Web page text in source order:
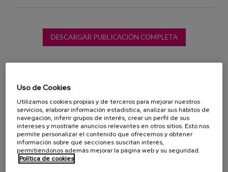
DESCARGAR PUBLICACIÓN COMPLETA
Vocabulario Comunicación
personas mayores
PUBLICACIONES RELACIONADAS
Designing ambient interactions for older users
Uso de Cookies
Utilizamos cookies propias y de terceros para mejorar nuestros
servicios, elaborar información estadística, analizar sus hábitos de
navegación, inferir grupos de interés, crear un perfil de sus
intereses y mostrarle anuncios relevantes en otros sitios. Esto nos
permite personalizar el contenido que ofrecemos y obtener
información sobre qué secciones suscitan interés,
permitiéndonos además mejorar la página web y su seguridad.
Política de cookies